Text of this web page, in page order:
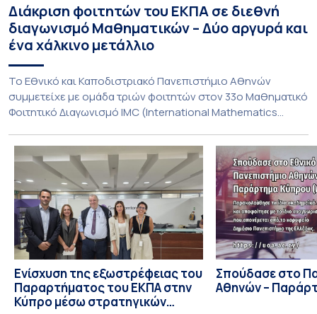
Διάκριση φοιτητών του ΕΚΠΑ σε διεθνή
διαγωνισμό Μαθηματικών – Δύο αργυρά και
ένα χάλκινο μετάλλιο
To Εθνικό και Καποδιστριακό Πανεπιστήμιο Αθηνών
συμμετείχε με ομάδα τριών φοιτητών στον 33ο Μαθηματικό
Φοιτητικό Διαγωνισμό IMC (International Mathematics
Ιουλίου στο Blagoevgrad της Βουλγαρίας. Σε αυτόν
συμμετείχαν 447 φοιτητές εκπροσωπώντας 135
πανεπιστήμια από 46 χώρες. Από την Ελλάδα, συμμετείχαν
επίσης το Εθνικό Μετσόβιο Πολυτεχνείο, το Αριστοτέλειο
Πανεπιστήμιο […]
Ενίσχυση της εξωστρέφειας του
Παραρτήματος του ΕΚΠΑ στην
Κύπρο μέσω στρατηγικών
Σπούδασε στο
Αθηνών –